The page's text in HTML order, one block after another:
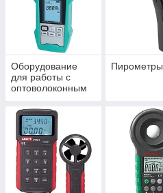
Оборудование
для работы с
оптоволоконным
Пирометры